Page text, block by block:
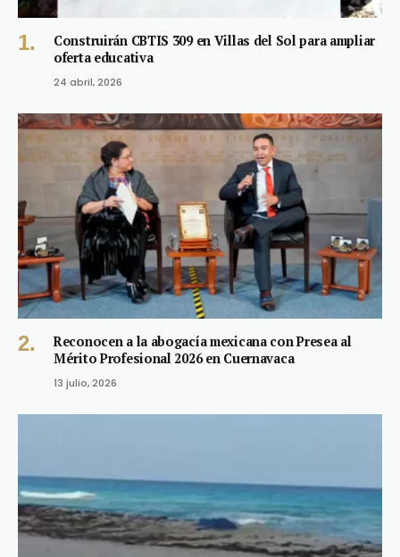
Construirán CBTIS 309 en Villas del Sol para ampliar
oferta educativa
24 abril, 2026
Reconocen a la abogacía mexicana con Presea al
Mérito Profesional 2026 en Cuernavaca
13 julio, 2026